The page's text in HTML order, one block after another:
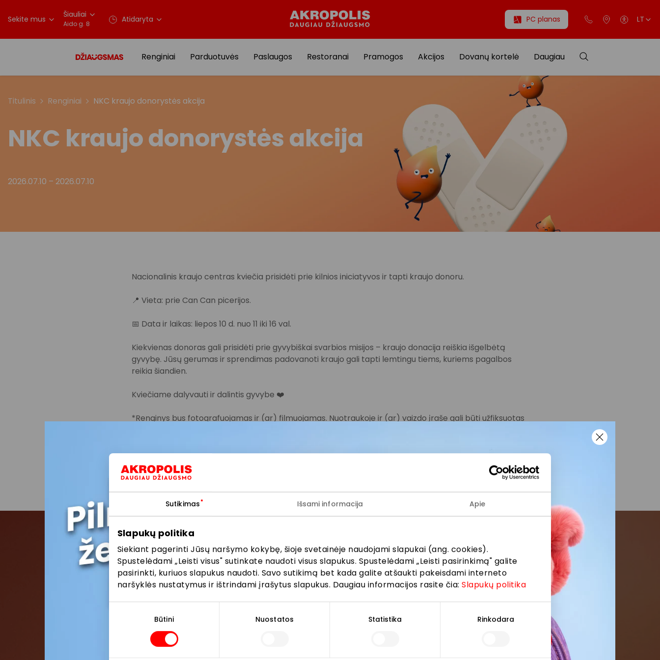
Sutikimas Išsami informacija Apie
Slapukų politika
Siekiant pagerinti Jūsų naršymo kokybę, šioje svetainėje naudojami slapukai (ang. cookies).
Spustelėdami „Leisti visus" sutinkate naudoti visus slapukus. Spustelėdami „Leisti pasirinkimą" galite
pasirinkti, kuriuos slapukus naudoti. Savo sutikimą bet kada galite atšaukti pakeisdami interneto
naršyklės nustatymus ir ištrindami įrašytus slapukus. Daugiau informacijos rasite čia:Slapukų politika
Būtini Nuostatos Statistika Rinkodara
Sekite mus Šiauliai
Aido g. 8 Atidaryta PC planas LT
Renginiai Parduotuvės Paslaugos Restoranai Pramogos Akcijos Dovanų kortelė Daugiau
Titulinis Renginiai NKC kraujo donorystės akcija
NKC kraujo donorystės akcija
2026.07.10 – 2026.07.10
Nacionalinis kraujo centras kviečia prisidėti prie kilnios iniciatyvos ir tapti kraujo donoru.
📍 Vieta: prie Can Can picerijos.
📅 Data ir laikas: liepos 10 d. nuo 11 iki 16 val.
Kiekvienas donoras gali prisidėti prie gyvybiškai svarbios misijos – kraujo donacija reiškia išgelbėtą
gyvybę. Jūsų gerumas ir sprendimas padovanoti kraujo gali tapti lemtingu tiems, kuriems pagalbos
reikia šiandien.
Kviečiame dalyvauti ir dalintis gyvybe ❤️
*Renginys bus fotografuojamas ir (ar) filmuojamas. Nuotraukoje ir (ar) vaizdo įraše gali būti užfiksuotas
Daugiau apie asmens duomenų tvarkymąwww.akropolis.lt
Prisijunkite prie mūsų bendruomenės
Pirmieji sužinokite apie geriausius pasiūlymus, renginius ir naujausią informaciją iš